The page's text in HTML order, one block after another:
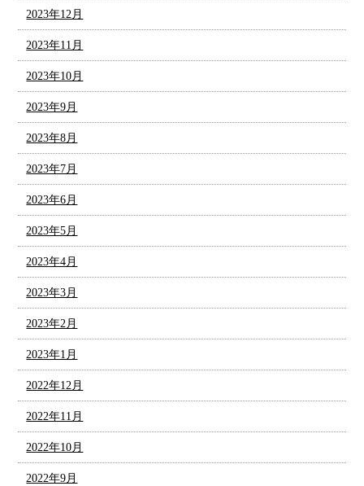
2023年12月
2023年11月
2023年10月
2023年9月
2023年8月
2023年7月
2023年6月
2023年5月
2023年4月
2023年3月
2023年2月
2023年1月
2022年12月
2022年11月
2022年10月
2022年9月